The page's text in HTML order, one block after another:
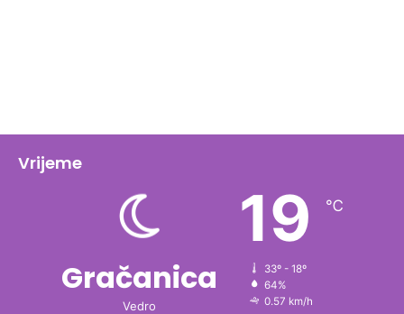
Vrijeme
Gračanica
Vedro
19 ℃
33º - 18º
64%
0.57 km/h